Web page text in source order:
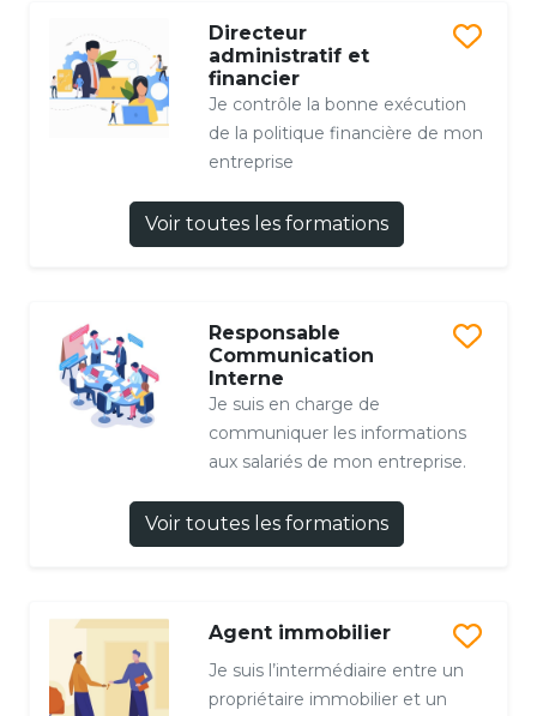
Directeur
administratif et
financier
Je contrôle la bonne exécution
de la politique financière de mon
entreprise
Voir toutes les formations
Responsable
Communication
Interne
Je suis en charge de
communiquer les informations
aux salariés de mon entreprise.
Voir toutes les formations
Agent immobilier
Je suis l’intermédiaire entre un
propriétaire immobilier et un